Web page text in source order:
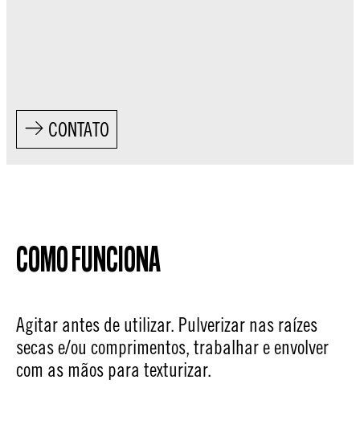
CONTATO
COMO FUNCIONA
Agitar antes de utilizar. Pulverizar nas raízes
secas e/ou comprimentos, trabalhar e envolver
com as mãos para texturizar.